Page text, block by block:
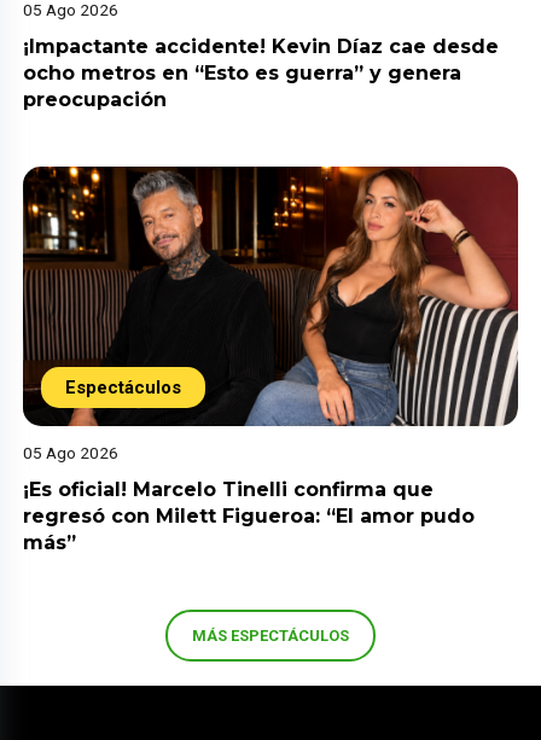
05 Ago 2026
¡Impactante accidente! Kevin Díaz cae desde
ocho metros en “Esto es guerra” y genera
preocupación
Espectáculos
05 Ago 2026
¡Es oficial! Marcelo Tinelli confirma que
regresó con Milett Figueroa: “El amor pudo
más”
MÁS ESPECTÁCULOS